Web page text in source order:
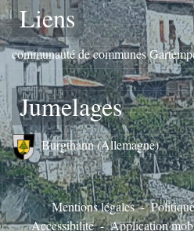
Liens
communauté de communes
Jumelages
Burgthann (Allemagne)
Mentions légales -
Accessibilité - Application